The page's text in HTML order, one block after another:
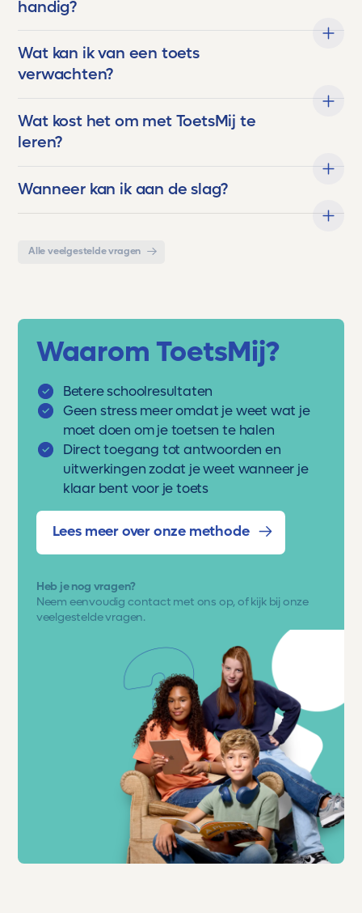
Voor ons is Toetsmij niet zomaar een
kracht die hen helpt groeien, bloeien en boven
zichzelf uitstijgen.
zeggen:
Dankjewel, Toetsmij. Jullie maken écht het
handig?
Wat kan ik van een toets
verwachten?
Wat kost het om met ToetsMij te
leren?
Wanneer kan ik aan de slag?
Alle veelgestelde vragen
Waarom ToetsMij?
Betere schoolresultaten
Geen stress meer omdat je weet wat je
moet doen om je toetsen te halen
Direct toegang tot antwoorden en
uitwerkingen zodat je weet wanneer je
klaar bent voor je toets
Lees meer over onze methode
Heb je nog vragen?
Neem eenvoudig contact met ons op, of kijk bij onze
veelgestelde vragen.